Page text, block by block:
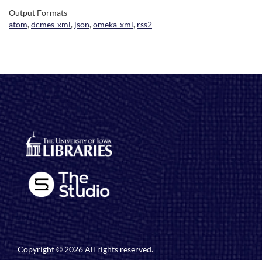
Output Formats
atom,dcmes-xml, json,omeka-xml, rss2
Copyright © 2026 All rights reserved.